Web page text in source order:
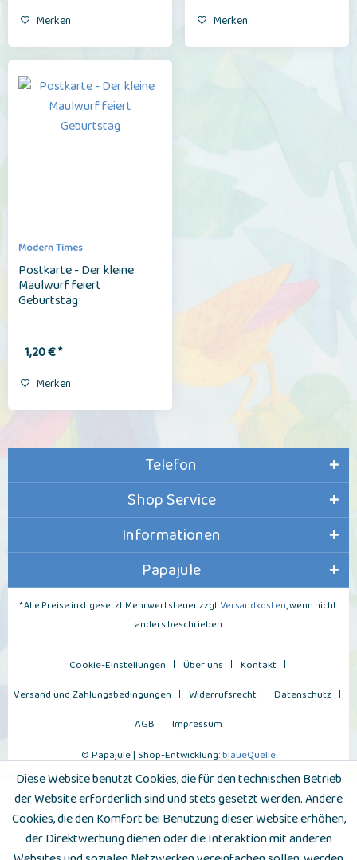
Merken Merken
Modern Times
Postkarte - Der kleine
Maulwurf feiert
Geburtstag
1,20 € *
Merken
Telefon
Shop Service
Informationen
Papajule
* Alle Preise inkl. gesetzl. Mehrwertsteuer zzgl. Versandkosten, wenn nicht
anders beschrieben
Cookie-Einstellungen Über uns
Kontakt
Versand und Zahlungsbedingungen
Widerrufsrecht
Datenschutz
AGB
Impressum
© Papajule | Shop-Entwicklung:blaueQuelle
Diese Website benutzt Cookies, die für den technischen Betrieb
der Website erforderlich sind und stets gesetzt werden. Andere
Cookies, die den Komfort bei Benutzung dieser Website erhöhen,
der Direktwerbung dienen oder die Interaktion mit anderen